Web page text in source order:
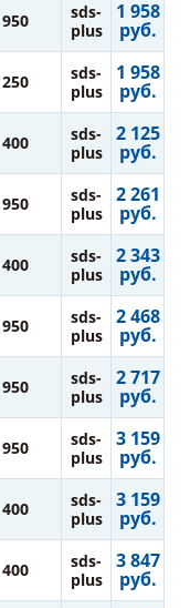
950
sds-
plus
1 958
руб.
250
sds-
plus
1 958
руб.
400
sds-
plus
2 125
руб.
950
sds-
plus
2 261
руб.
400
sds-
plus
2 343
руб.
950
sds-
plus
2 468
руб.
950
sds-
plus
2 717
руб.
950
sds-
plus
3 159
руб.
400
sds-
plus
3 159
руб.
400
sds-
plus
3 847
руб.